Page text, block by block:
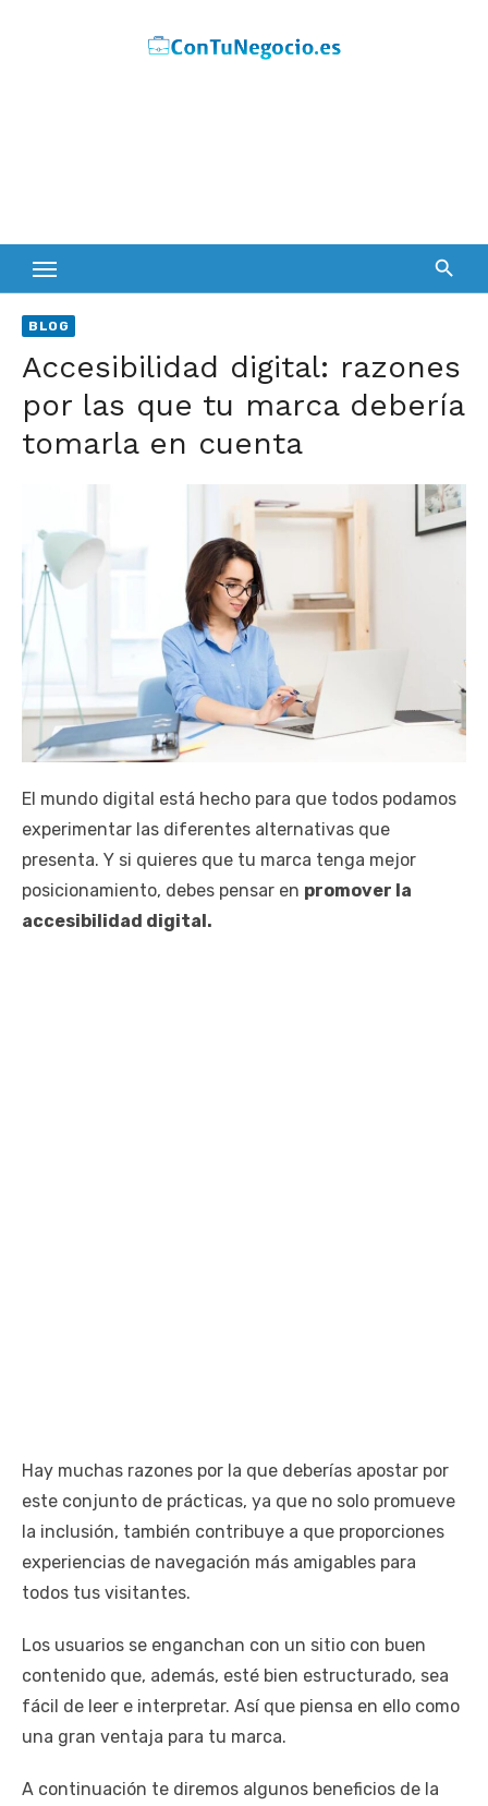
BLOG
Accesibilidad digital: razones
por las que tu marca debería
tomarla en cuenta
El mundo digital está hecho para que todos podamos
experimentar las diferentes alternativas que
presenta. Y si quieres que tu marca tenga mejor
posicionamiento, debes pensar en promover la
accesibilidad digital.
Hay muchas razones por la que deberías apostar por
este conjunto de prácticas, ya que no solo promueve
la inclusión, también contribuye a que proporciones
experiencias de navegación más amigables para
todos tus visitantes.
Los usuarios se enganchan con un sitio con buen
contenido que, además, esté bien estructurado, sea
fácil de leer e interpretar. Así que piensa en ello como
una gran ventaja para tu marca.
A continuación te diremos algunos beneficios de la